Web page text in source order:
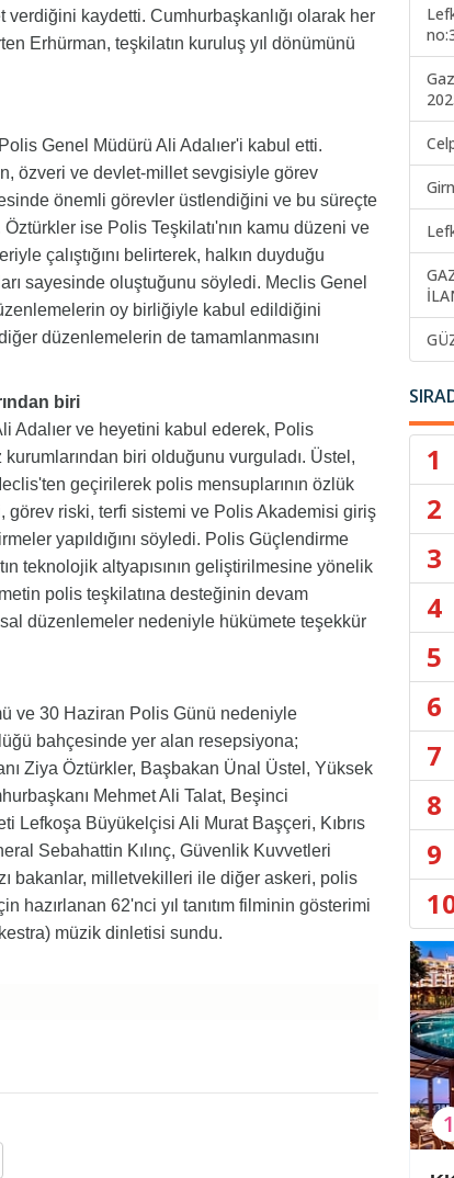
verdiğini kaydetti. Cumhurbaşkanlığı olarak her
Erhürman, teşkilatın kuruluş yıl dönümünü
Genel Müdürü Ali Adalıer'i kabul etti.
özveri ve devlet-millet sevgisiyle görev
önemli görevler üstlendiğini ve bu süreçte
ise Polis Teşkilatı'nın kamu düzeni ve
çalıştığını belirterek, halkın duyduğu
sayesinde oluştuğunu söyledi. Meclis Genel
oy birliğiyle kabul edildiğini
düzenlemelerin de tamamlanmasını
biri
Adalıer ve heyetini kabul ederek, Polis
biri olduğunu vurguladı. Üstel,
geçirilerek polis mensuplarının özlük
görev riski, terfi sistemi ve Polis Akademisi giriş
yapıldığını söyledi. Polis Güçlendirme
teknolojik altyapısının geliştirilmesine yönelik
polis teşkilatına desteğinin devam
düzenlemeler nedeniyle hükümete teşekkür
ve 30 Haziran Polis Günü nedeniyle
bahçesinde yer alan resepsiyona;
Ziya Öztürkler, Başbakan Ünal Üstel, Yüksek
Mehmet Ali Talat, Beşinci
Lefkoşa Büyükelçisi Ali Murat Başçeri, Kıbrıs
Sebahattin Kılınç, Güvenlik Kuvvetleri
bakanlar, milletvekilleri ile diğer askeri, polis
hazırlanan 62'nci yıl tanıtım filminin gösterimi
müzik dinletisi sundu.
1
2
3
4
5
6
7
8
9
1